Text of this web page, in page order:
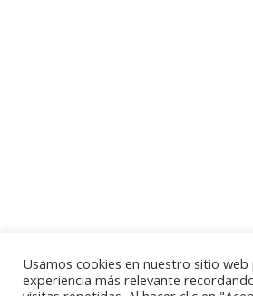
Usamos cookies en nuestro sitio
experiencia más relevante